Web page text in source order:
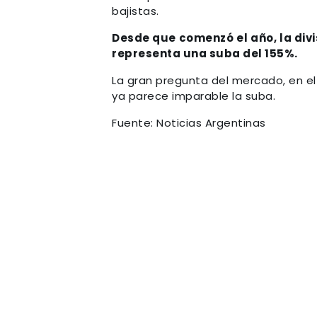
bajistas.
Desde que comenzó el año, la
representa una suba del 155%.
La gran pregunta del mercado, en
ya parece imparable la suba.
Fuente: Noticias Argentinas